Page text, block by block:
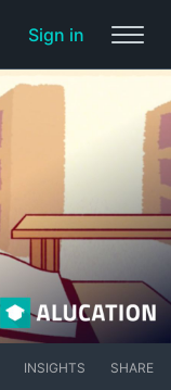
Sign in
INSIGHTS SHARE